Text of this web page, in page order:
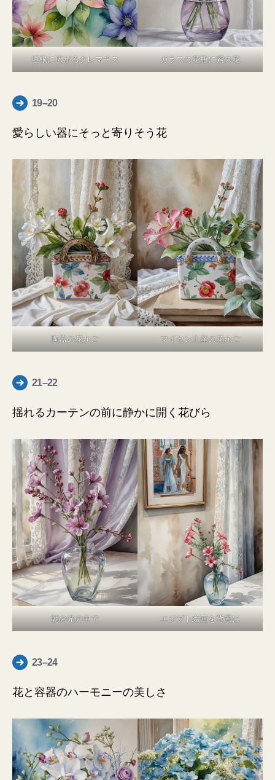
垣根に広がるクレマチス ガラスの花瓶に紫の花
19–20
愛らしい器にそっと寄りそう花
陶器の花かご マイセン土産の花かご
21–22
揺れるカーテンの前に静かに開く花びら
朝の光の中で エジプト絵画を背景に
23–24
花と容器のハーモニーの美しさ